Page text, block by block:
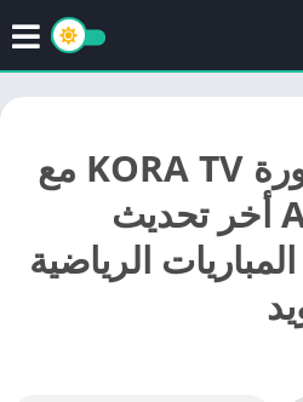
تحميل برنامج كورة KORA TV مع
كود التفعيل APK أخر تحديث
المباريات الرياضية